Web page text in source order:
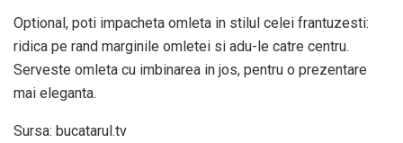
Optional, poti impacheta omleta in stilul celei frantuzesti:
ridica pe rand marginile omletei si adu-le catre centru.
Serveste omleta cu imbinarea in jos, pentru o prezentare
mai eleganta.
Sursa: bucatarul.tv